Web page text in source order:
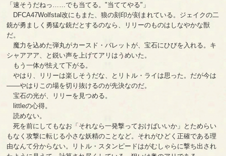
「速そうだねっ……でも当てる。"当ててやる"」
DFCA47Wolfstal改にもまた、狼の刻印が刻まれている。ジェイクの二
銃が勇ましく勇猛な銃だとするのなら、リリーのものはしなやかな獣
だ。
魔力を込めた弾丸がカースド・バレットが、宝石にひびを入れる。キ
シャアアア、と鋭い声を上げてアリはうめいた。
もう一体が怯えて下がる。
やはり、リリーは楽しそうだな、とリトル・ライは思った。だが今は
――やはりこの場を切り抜けるのが先決なのだ。
宝石の光が、リリーを見つめる。
littleの心得。
読めない。
死を前にしてもなお「それなら一発撃っておけばいいか」とためらい
もなく攻撃に転じる小さな妖精のことなど。それがひどく正確である理
由なんて分からない。リトル・スタンピードはがむしゃらに撃ち出され